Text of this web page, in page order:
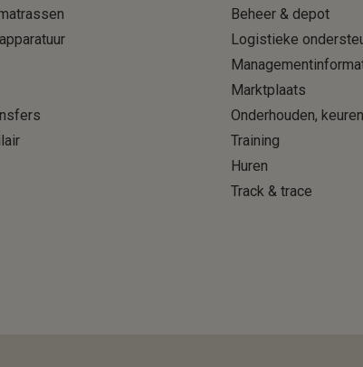
Beheer & depot
Logistieke
Marktplaats
Onderhouden,
Training
Huren
Track & trace